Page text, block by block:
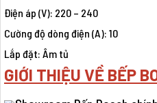
Điện áp (V): 220 – 240
Cường độ dòng điện (A): 10
Lắp đặt: Âm tủ
GIỚI THIỆU VỀ BẾP